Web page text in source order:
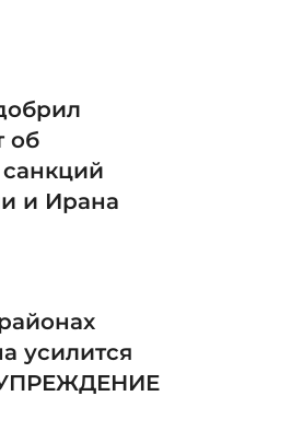
об
и Ирана
усилится